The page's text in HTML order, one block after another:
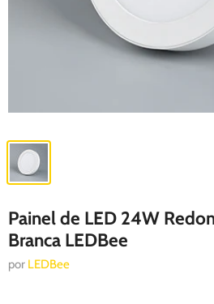
Painel de LED 24W
Branca LEDBee
por LEDBee